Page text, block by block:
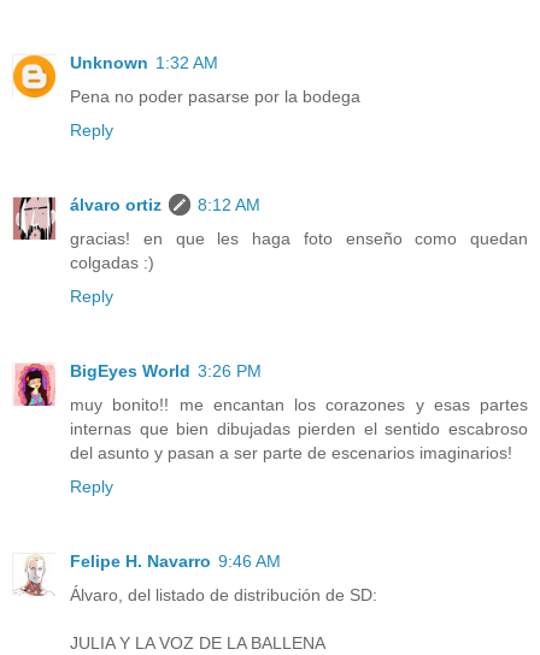
Unknown 1:32 AM
Pena no poder pasarse por la bodega
Reply
álvaro ortiz
8:12 AM
gracias! en que les haga foto enseño como quedan
colgadas :)
Reply
BigEyes World 3:26 PM
muy bonito!! me encantan los corazones y esas partes
internas que bien dibujadas pierden el sentido escabroso
del asunto y pasan a ser parte de escenarios imaginarios!
Reply
Felipe H. Navarro 9:46 AM
Álvaro, del listado de distribución de SD:
JULIA Y LA VOZ DE LA BALLENA